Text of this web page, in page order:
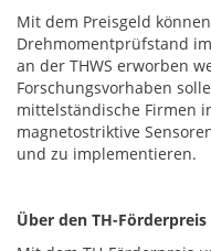
Mit dem Preisgeld
Drehmomentprüfstand
an der THWS erworben
Forschungsvorhaben
mittelständische Firmen
magnetostriktive
und zu implementieren.
Über den TH-Förderpreis